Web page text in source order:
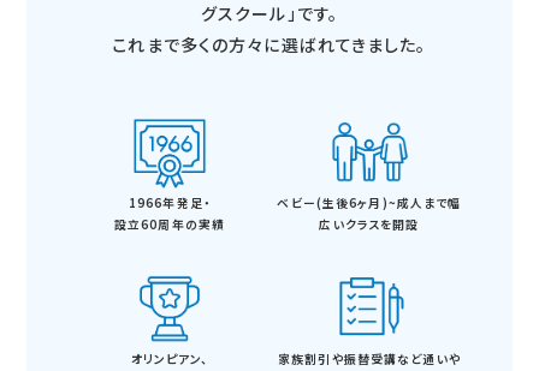
グスクール」です。
これまで多くの方々に選ばれてきました。
1966年発足・
設立60周年の実績
ベビー(生後6ヶ月)~成人まで幅
広いクラスを開設
オリンピアン、
家族割引や振替受講など通いや